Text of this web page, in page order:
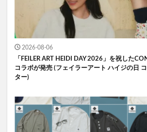
2026-08-06
「FEILER ART HEIDI DAY 2026」を祝した
コラボが発売 (フェイラーアート ハイジの日
ター)